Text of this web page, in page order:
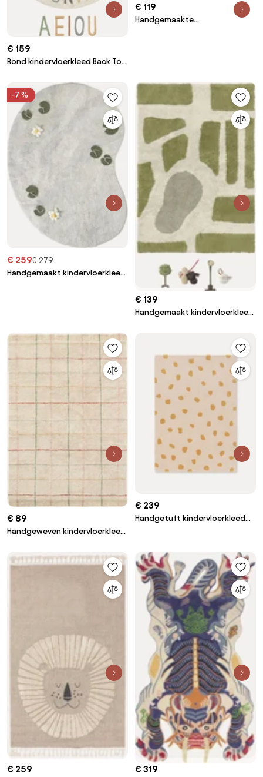
€ 159
Rond kindervloerkleed Back To
€ 119
Handgemaakte
-7 %
€ 259€ 279
Handgemaakt kindervloerkleed
€ 139
Handgemaakt kindervloerkleed
€ 89
Handgeweven kindervloerkleed
€ 239
Handgetuft kindervloerkleed
€ 259 € 319